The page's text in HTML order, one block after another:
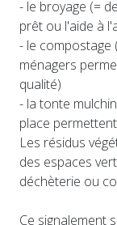
- le broyage (=
prêt ou l'aide à
- le compostage
ménagers
qualité)
- la tonte
place
Les résidus
des espaces
déchèterie ou
Ce signalement